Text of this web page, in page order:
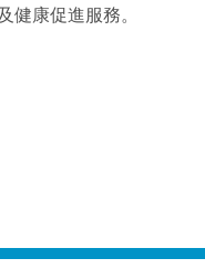
康促進服務。